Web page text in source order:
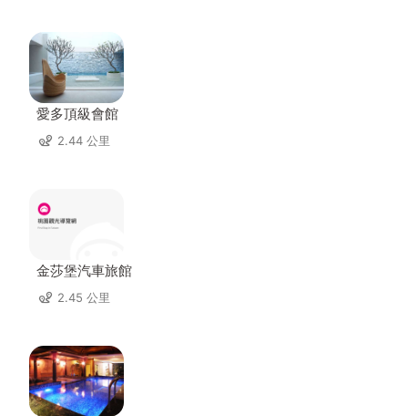
愛多頂級會館
2.44 公里
金莎堡汽車旅館
2.45 公里